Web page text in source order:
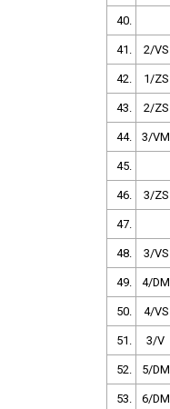
40.
41. 2/VS
42. 1/ZS
43. 2/ZS
44. 3/VM
45.
46. 3/ZS
47.
48. 3/VS
49. 4/DM
50. 4/VS
51. 3/V
52. 5/DM
53. 6/DM